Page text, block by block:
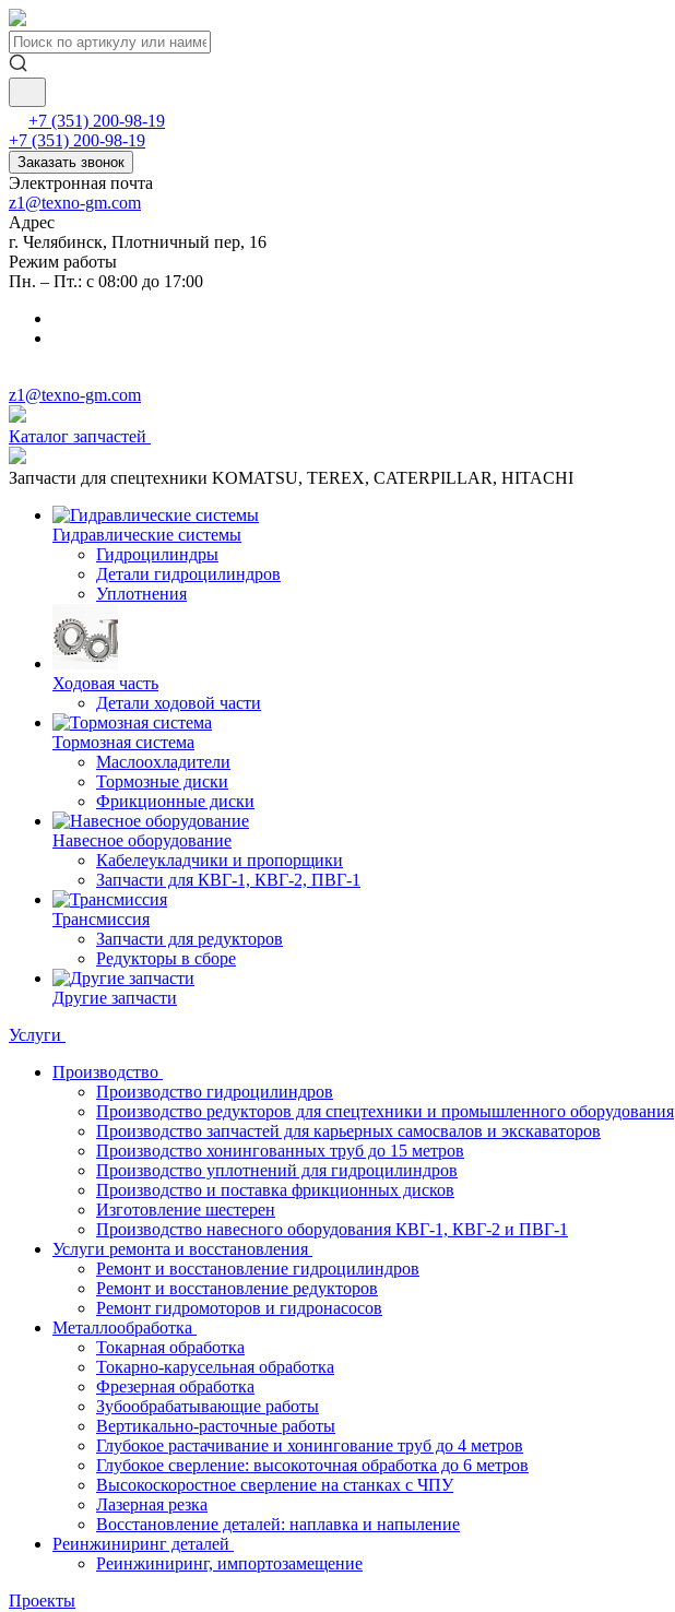
+7 (351) 200-98-19
+7 (351) 200-98-19
Заказать звонок
Электронная почта
z1@texno-gm.com
Адрес
г. Челябинск, Плотничный пер, 16
Режим работы
Пн. – Пт.: с 08:00 до 17:00
z1@texno-gm.com
Каталог запчастей
Запчасти для спецтехники KOMATSU, TEREX, CATERPILLAR, HITACHI
Гидравлические системы
Гидроцилиндры
Детали гидроцилиндров
Уплотнения
Ходовая часть
Детали ходовой части
Тормозная система
Маслоохладители
Тормозные диски
Фрикционные диски
Навесное оборудование
Кабелеукладчики и пропорщики
Запчасти для КВГ-1, КВГ-2, ПВГ-1
Трансмиссия
Запчасти для редукторов
Редукторы в сборе
Другие запчасти
Услуги
Производство
Производство гидроцилиндров
Производство редукторов для спецтехники и промышленного оборудования
Производство запчастей для карьерных самосвалов и экскаваторов
Производство хонингованных труб до 15 метров
Производство уплотнений для гидроцилиндров
Производство и поставка фрикционных дисков
Изготовление шестерен
Производство навесного оборудования КВГ-1, КВГ-2 и ПВГ-1
Услуги ремонта и восстановления
Ремонт и восстановление гидроцилиндров
Ремонт и восстановление редукторов
Ремонт гидромоторов и гидронасосов
Металлообработка
Токарная обработка
Токарно-карусельная обработка
Фрезерная обработка
Зубообрабатывающие работы
Вертикально-расточные работы
Глубокое растачивание и хонингование труб до 4 метров
Глубокое сверление: высокоточная обработка до 6 метров
Высокоскоростное сверление на станках с ЧПУ
Лазерная резка
Восстановление деталей: наплавка и напыление
Реинжиниринг деталей
Реинжиниринг, импортозамещение
Проекты